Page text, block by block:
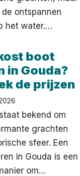
de ontspannen
het water.…
boot
in Gouda?
de prijzen
bekend om
grachten
sfeer. Een
in Gouda is een
om…